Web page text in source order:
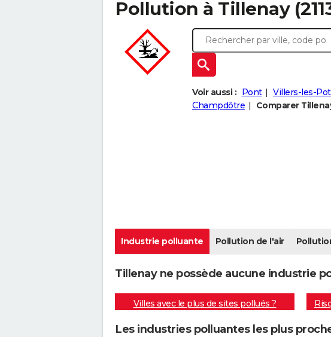
Pollution à Tillenay
Voir aussi : Pont Villers-les-
Champdôtre
Comparer
Industrie polluante Pollution de l'air
Tillenay ne possède aucune industrie
Villes avec le plus de sites pollués ?
Les industries polluantes les plus